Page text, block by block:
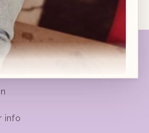
info
collecties in ons clubje &